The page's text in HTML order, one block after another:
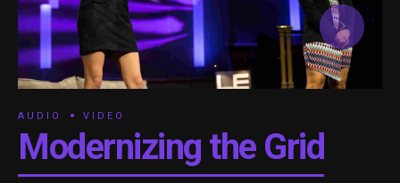
AUDIO VIDEO
Modernizing the Grid